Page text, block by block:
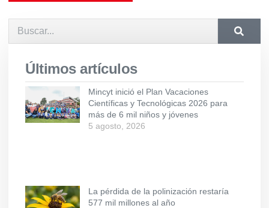
Últimos artículos
Mincyt inició el Plan Vacaciones
Científicas y Tecnológicas 2026 para
más de 6 mil niños y jóvenes
5 agosto, 2026
La pérdida de la polinización restaría
577 mil millones al año